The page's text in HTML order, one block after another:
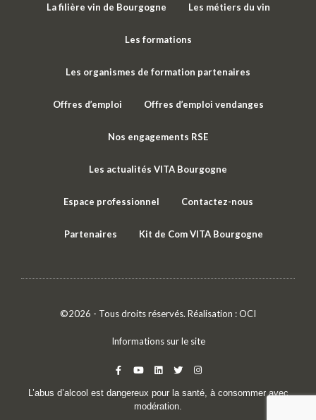
La filière vin de Bourgogne Les métiers du vin
Les formations
Les organismes de formation partenaires
Offres d’emploi Offres d’emploi vendanges
Nos engagements RSE
Les actualités VITA Bourgogne
Espace professionnel Contactez-nous
Partenaires Kit de Com VITA Bourgogne
©2026 - Tous droits réservés. Réalisation :OCI
Informations sur le site
L’abus d’alcool est dangereux pour la santé, à consommer avec
modération.